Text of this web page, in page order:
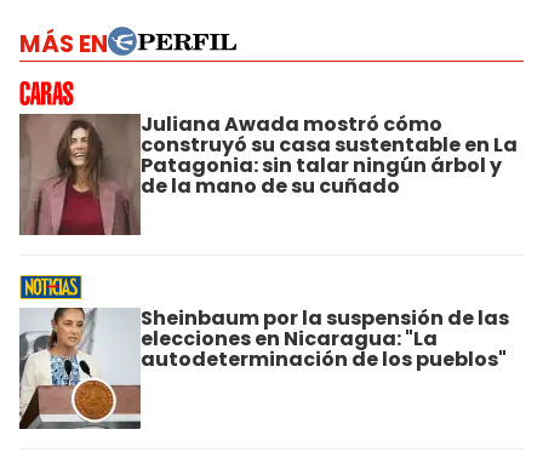
MÁS EN
Juliana Awada mostró cómo
construyó su casa sustentable en La
Patagonia: sin talar ningún árbol y
de la mano de su cuñado
Sheinbaum por la suspensión de las
elecciones en Nicaragua: "La
autodeterminación de los pueblos"